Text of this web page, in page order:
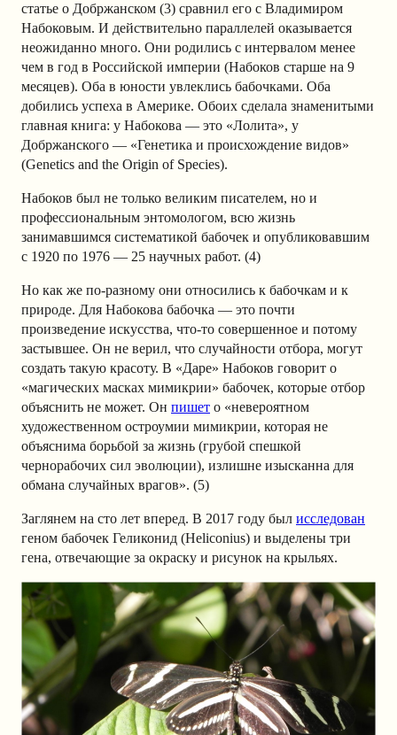
статье о Добржанском (3) сравнил его с Владимиром
Набоковым. И действительно параллелей оказывается
неожиданно много. Они родились с интервалом менее
чем в год в Российской империи (Набоков старше на 9
месяцев). Оба в юности увлеклись бабочками. Оба
добились успеха в Америке. Обоих сделала знаменитыми
главная книга: у Набокова — это «Лолита», у
Добржанского — «Генетика и происхождение видов»
(Genetics and the Origin of Species).
Набоков был не только великим писателем, но и
профессиональным энтомологом, всю жизнь
занимавшимся систематикой бабочек и опубликовавшим
с 1920 по 1976 — 25 научных работ. (4)
Но как же по-разному они относились к бабочкам и к
природе. Для Набокова бабочка — это почти
произведение искусства, что-то совершенное и потому
застывшее. Он не верил, что случайности отбора, могут
создать такую красоту. В «Даре» Набоков говорит о
«магических масках мимикрии» бабочек, которые отбор
объяснить не может. Он пишет о «невероятном
художественном остроумии мимикрии, которая не
объяснима борьбой за жизнь (грубой спешкой
чернорабочих сил эволюции), излишне изысканна для
обмана случайных врагов». (5)
Заглянем на сто лет вперед. В 2017 году был исследован
геном бабочек Геликонид (Heliconius) и выделены три
гена, отвечающие за окраску и рисунок на крыльях.